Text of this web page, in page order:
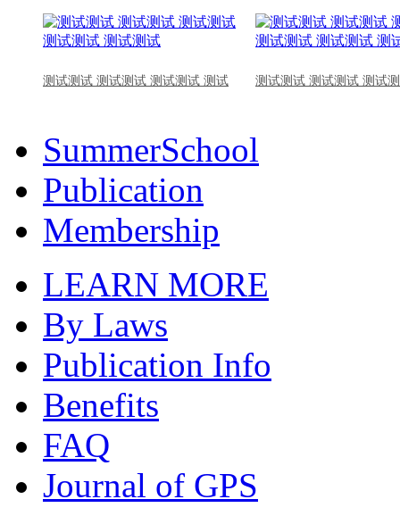
测试测试 测试测试 测试测试 测试 测试测试 测试测试 测试
SummerSchool
Publication
Membership
LEARN MORE
By Laws
Publication Info
Benefits
FAQ
Journal of GPS